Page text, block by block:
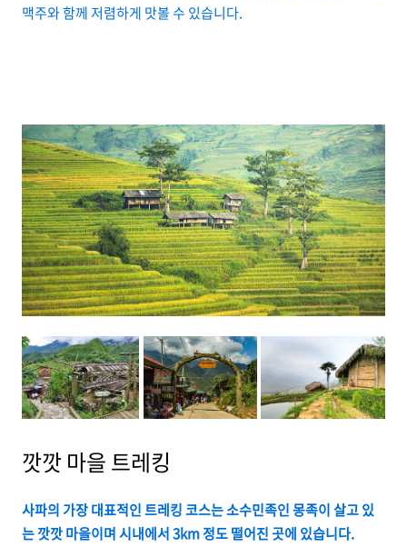
맥주와 함께 저렴하게 맛볼 수 있습니다.
깟깟 마을 트레킹
사파의 가장 대표적인 트레킹 코스는 소수민족인 몽족이 살고 있
는 깟깟 마을이며 시내에서 3km 정도 떨어진 곳에 있습니다.